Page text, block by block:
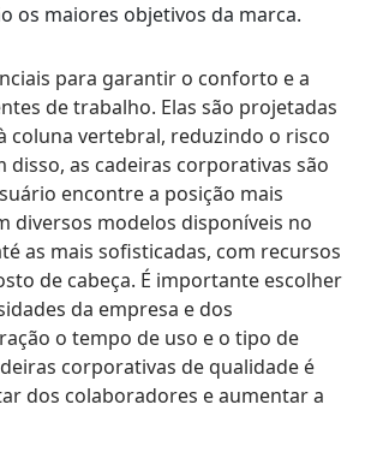
os maiores objetivos da marca.
para garantir o conforto e a
de trabalho. Elas são projetadas
coluna vertebral, reduzindo o risco
disso, as cadeiras corporativas são
encontre a posição mais
diversos modelos disponíveis no
as mais sofisticadas, com recursos
de cabeça. É importante escolher
da empresa e dos
o tempo de uso e o tipo de
corporativas de qualidade é
dos colaboradores e aumentar a